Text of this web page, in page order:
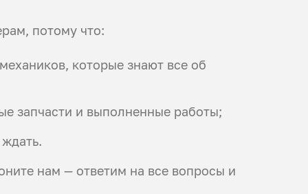
потому что:
которые знают все об
запчасти и выполненные работы;
нам — ответим на все вопросы и